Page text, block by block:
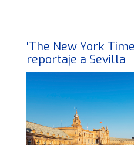
‘The New York
reportaje a Sevilla